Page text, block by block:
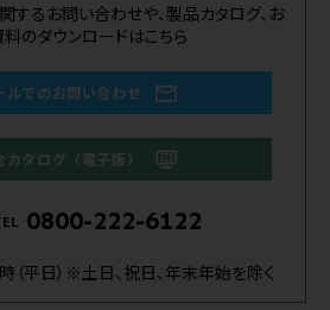
するお問い合わせや、製品カタログ、お
のダウンロードはこちら
ルでのお問い合わせ
カタログ（電子版）
0800-222-6122
平日）※土日、祝日、年末年始を除く